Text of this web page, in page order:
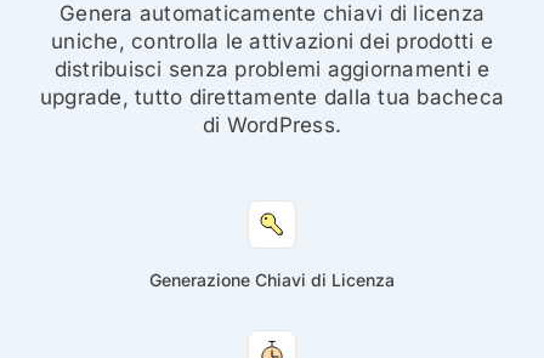
Genera automaticamente chiavi di licenza
uniche, controlla le attivazioni dei prodotti e
distribuisci senza problemi aggiornamenti e
upgrade, tutto direttamente dalla tua bacheca
di WordPress.
Generazione Chiavi di Licenza